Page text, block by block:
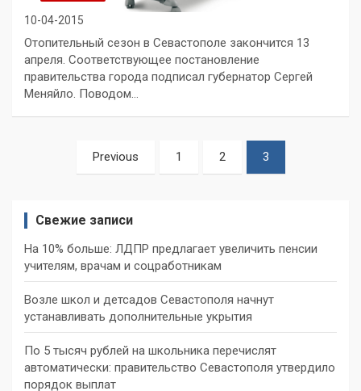
10-04-2015
Отопительный сезон в Севастополе закончится 13
апреля. Соответствующее постановление
правительства города подписал губернатор Сергей
Меняйло. Поводом…
Пагинация
записей
Previous 1 2 3
Свежие записи
На 10% больше: ЛДПР предлагает увеличить пенсии
учителям, врачам и соцработникам
Возле школ и детсадов Севастополя начнут
устанавливать дополнительные укрытия
По 5 тысяч рублей на школьника перечислят
автоматически: правительство Севастополя утвердило
порядок выплат